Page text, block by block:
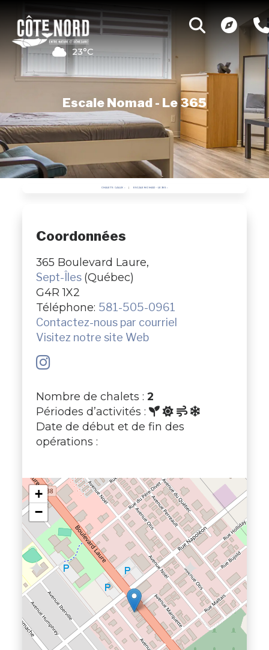
23°C
Escale Nomad - Le 365
CHALETS GALLIX ESCALE NOMAD - LE 365
Coordonnées
365 Boulevard Laure,
Sept-Îles (Québec)
G4R 1X2
Téléphone: 581-505-0961
Contactez-nous par courriel
Visitez notre site Web
Nombre de chalets : 2
Périodes d’activités :
Date de début et de fin des
opérations :
+
−